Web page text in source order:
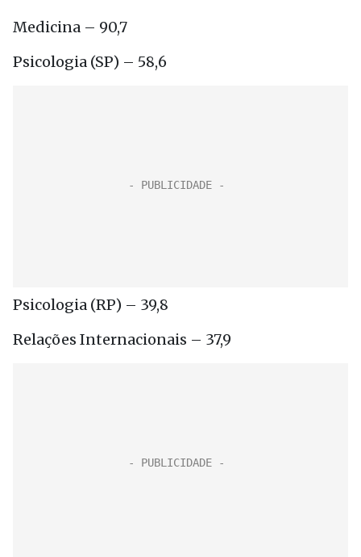
Medicina – 90,7
Psicologia (SP) – 58,6
Psicologia (RP) – 39,8
Relações Internacionais – 37,9